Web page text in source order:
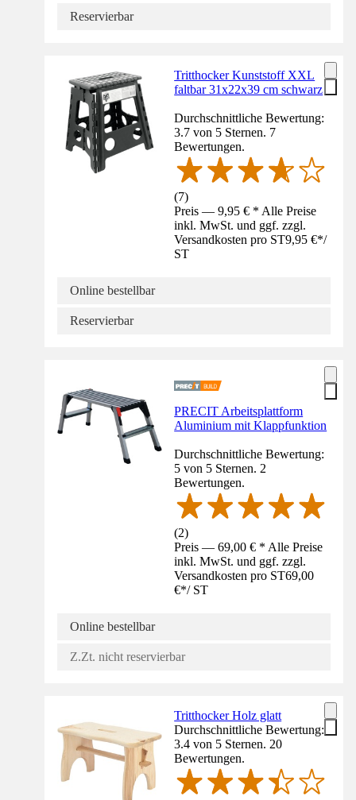
Reservierbar
Tritthocker Kunststoff XXL
faltbar 31x22x39 cm schwarz
Durchschnittliche Bewertung:
3.7 von 5 Sternen. 7
Bewertungen.
(7)
Preis — 9,95 € * Alle Preise
inkl. MwSt. und ggf. zzgl.
Versandkosten pro ST9,95 €*/
ST
Online bestellbar
Reservierbar
PRECIT Arbeitsplattform
Aluminium mit Klappfunktion
Durchschnittliche Bewertung:
5 von 5 Sternen. 2
Bewertungen.
(2)
Preis — 69,00 € * Alle Preise
inkl. MwSt. und ggf. zzgl.
Versandkosten pro ST69,00
€*/ ST
Online bestellbar
Z.Zt. nicht reservierbar
Tritthocker Holz glatt
Durchschnittliche Bewertung:
3.4 von 5 Sternen. 20
Bewertungen.